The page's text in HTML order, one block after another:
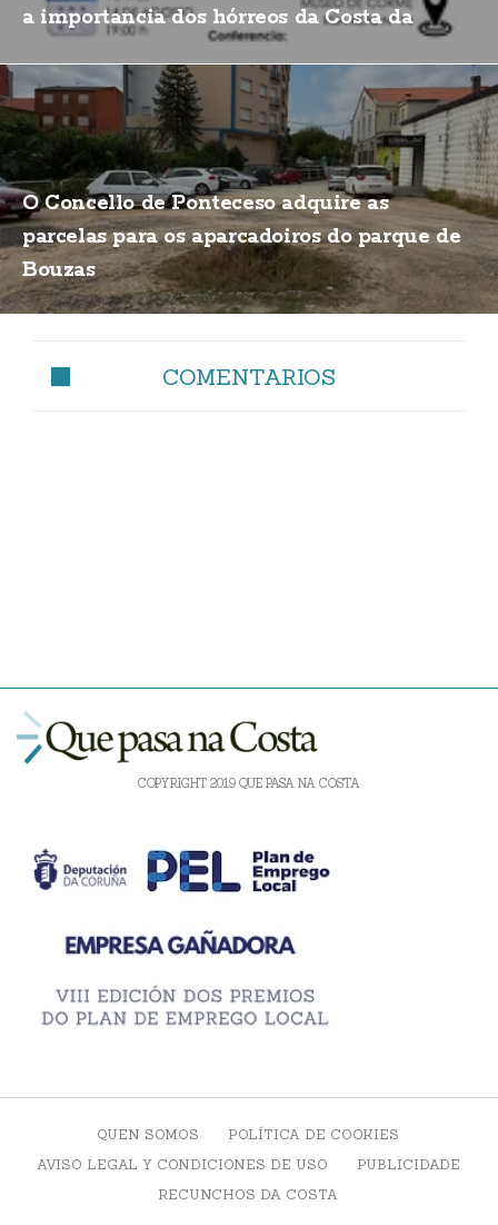
a importancia dos hórreos da Costa da
O Concello de Ponteceso adquire as
parcelas para os aparcadoiros do parque de
Bouzas
COMENTARIOS
COPYRIGHT 2019 QUE PASA NA COSTA
QUEN SOMOS
POLÍTICA DE COOKIES
AVISO LEGAL Y CONDICIONES DE USO
PUBLICIDADE
RECUNCHOS DA COSTA